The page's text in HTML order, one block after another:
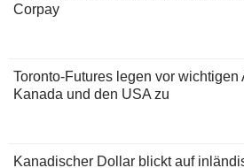
Corpay
Toronto-Futures legen vor wichtigen
Kanada und den USA zu
Kanadischer Dollar blickt auf